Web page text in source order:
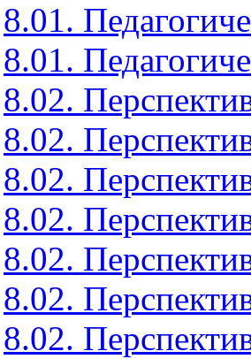
8.01.
8.01.
8.02.
8.02.
8.02.
8.02.
8.02.
8.02.
8.02.